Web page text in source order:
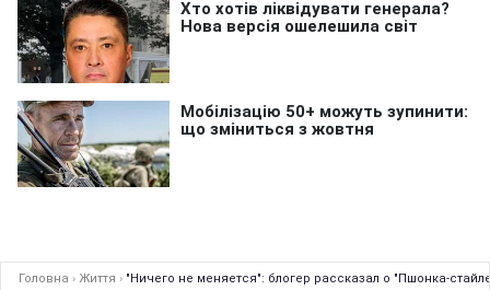
Головна › Життя › "Ничего не меняется": блогер рассказал о "Пшонка-